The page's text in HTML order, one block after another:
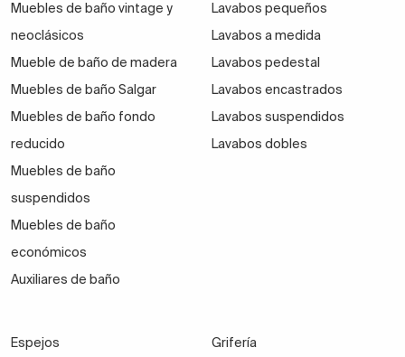
Muebles de baño vintage y
neoclásicos
Mueble de baño de madera
Muebles de baño Salgar
Muebles de baño fondo
reducido
Muebles de baño
suspendidos
Muebles de baño
económicos
Auxiliares de baño
Lavabos pequeños
Lavabos a medida
Lavabos pedestal
Lavabos encastrados
Lavabos suspendidos
Lavabos dobles
Espejos
Grifería